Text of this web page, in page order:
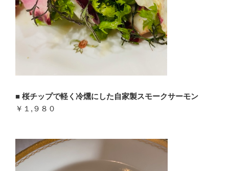
■ 桜チップで軽く冷燻にした自家製スモークサーモン
￥１,９８０